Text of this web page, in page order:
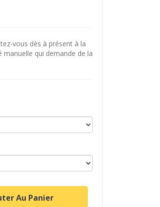
vous dès à présent à la
qui demande de la
Au Panier